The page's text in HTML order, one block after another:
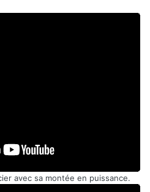
avec sa montée en puissance.